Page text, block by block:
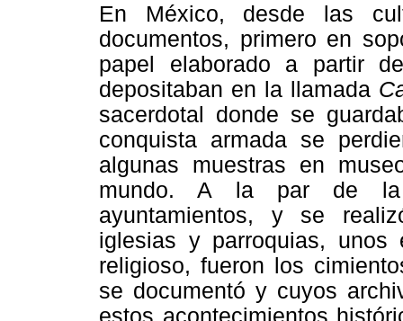
En México, desde las
documentos, primero en
papel elaborado a partir
depositaban en la llamada
sacerdotal donde se
conquista armada se
algunas muestras en
mundo. A la par de la
ayuntamientos, y se
iglesias y parroquias,
religioso, fueron los
se documentó y cuyos
estos acontecimientos